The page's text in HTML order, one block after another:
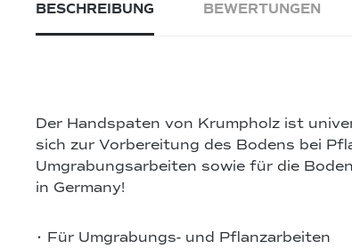
BESCHREIBUNG BEWERTUNGEN
Der Handspaten von Krumpholz ist
sich zur Vorbereitung des Bodens bei
Umgrabungsarbeiten sowie für die
in Germany!
• Für Umgrabungs- und Pflanzarbeiten